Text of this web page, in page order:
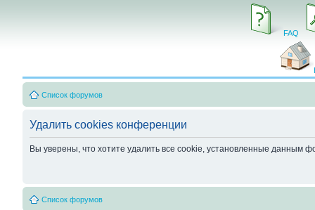
FAQ
Список форумов
Удалить cookies конференции
Вы уверены, что хотите удалить все cookie, установленные данным
Список форумов